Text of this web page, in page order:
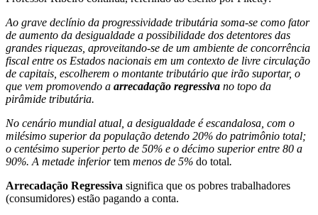
Ao grave declínio da progressividade tributária soma-se como fator
de aumento da desigualdade a possibilidade dos detentores das
grandes riquezas, aproveitando-se de um ambiente de concorrência
fiscal entre os Estados nacionais em um contexto de livre circulação
de capitais, escolherem o montante tributário que irão suportar, o
que vem promovendo a arrecadação regressiva no topo da
pirâmide tributária.
No cenário mundial atual, a desigualdade é escandalosa, com o
milésimo superior da população detendo 20% do patrimônio total;
o centésimo superior perto de 50% e o décimo superior entre 80 a
90%. A metade inferiortem menos de 5% do total.
Arrecadação Regressiva significa que os pobres trabalhadores
(consumidores) estão pagando a conta.